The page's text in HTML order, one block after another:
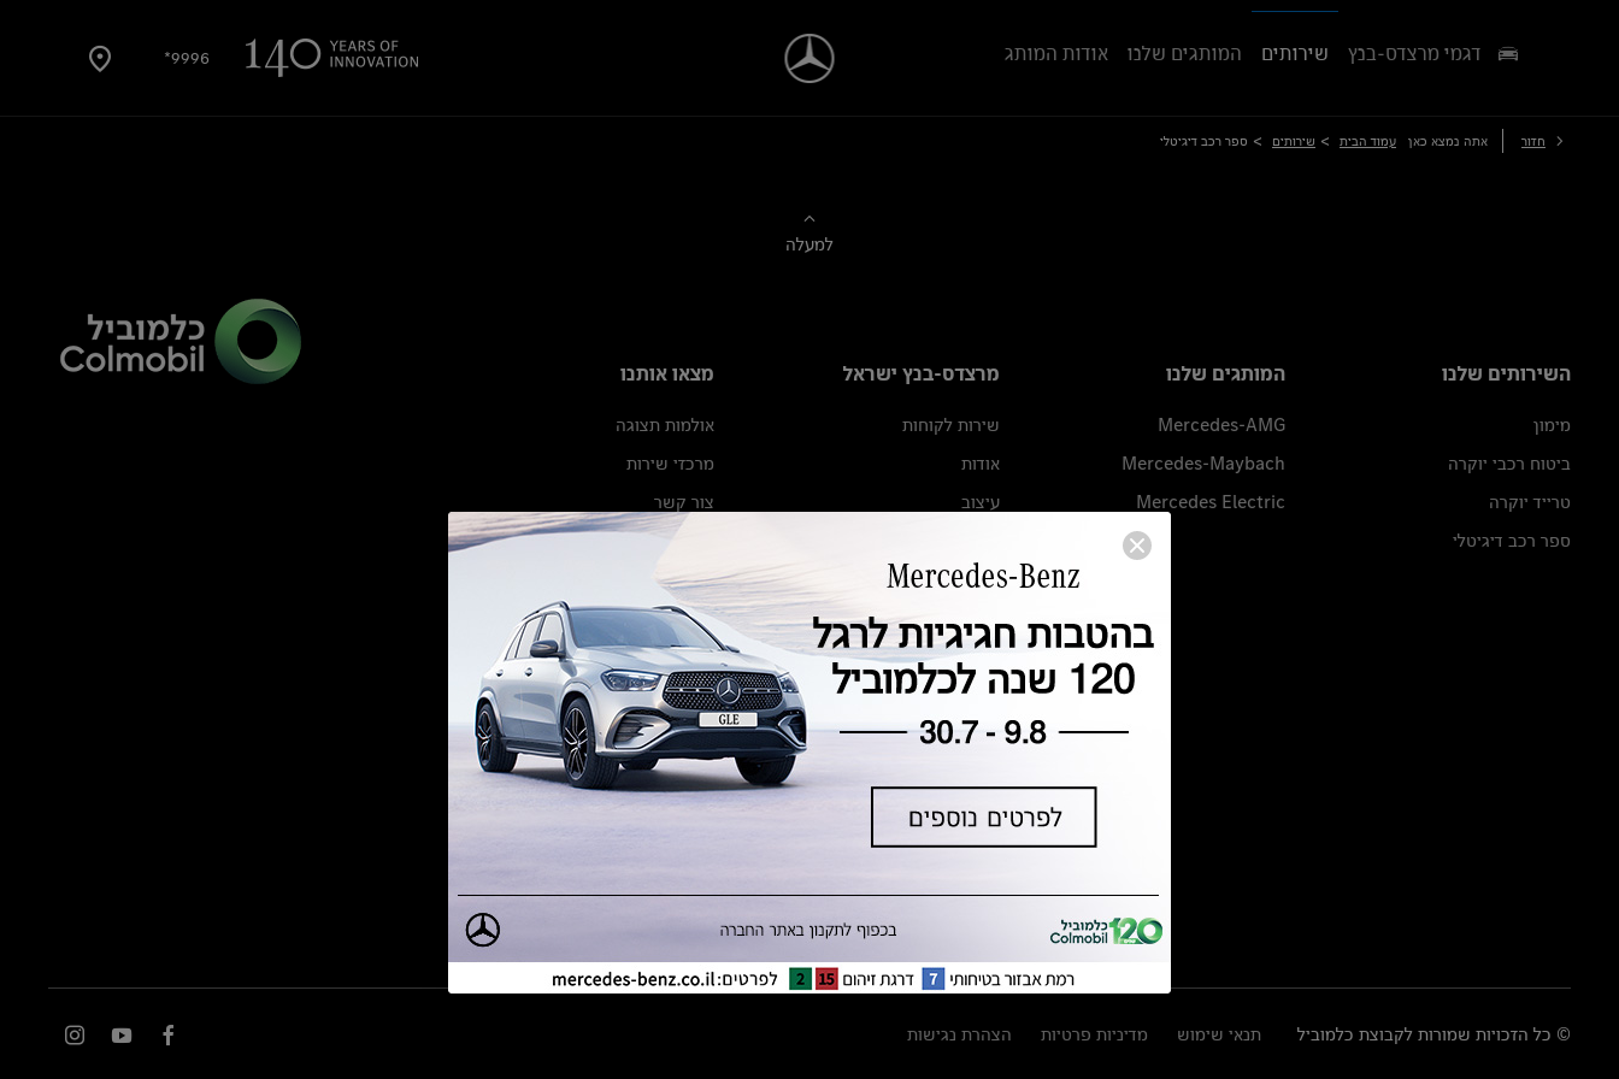
9996* דגמי מרצדס-בנץ שירותים המותגים שלנו אודות המותג
חזור אתה נמצא כאן עמוד הבית > שירותים > ספר רכב דיגיטלי
למעלה
השירותים שלנו
מימון
ביטוח רכבי יוקרה
טרייד יוקרה
ספר רכב דיגיטלי
המותגים שלנו
Mercedes-AMG
Mercedes-Maybach
Mercedes Electric
מרצדס-בנץ ישראל
שירות לקוחות
אודות
עיצוב
מגזין מרצדס-בנץ
ספרי רכב מרצדס-בנץ
נתוני זיהום אוויר וצריכת דלק וחשמל
נתוני תווית צמיגים
מחירון חלפים
הודעה על הטבות לרכבי מרצדס בהסדר
מצאו אותנו
אולמות תצוגה
מרכזי שירות
צור קשר
© כל הזכויות שמורות לקבוצת כלמוביל תנאי שימוש מדיניות פרטיות הצהרת נגישות